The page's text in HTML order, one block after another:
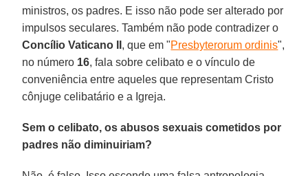
ministros, os padres. E isso não pode ser alterado por
impulsos seculares. Também não pode contradizer o
Concílio Vaticano II , que em "Presbyterorum ordinis",
no número 16, fala sobre celibato e o vínculo de
conveniência entre aqueles que representam Cristo
cônjuge celibatário e a Igreja.
Sem o celibato, os abusos sexuais cometidos por
padres não diminuiriam?